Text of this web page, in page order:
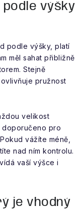
výšky
podle výšky, platí
měl sahat přibližně
Stejně
pružnost
velikost
doporučeno pro
vážíte méně,
nad ním kontrolu.
vaší výšce i
je vhodný